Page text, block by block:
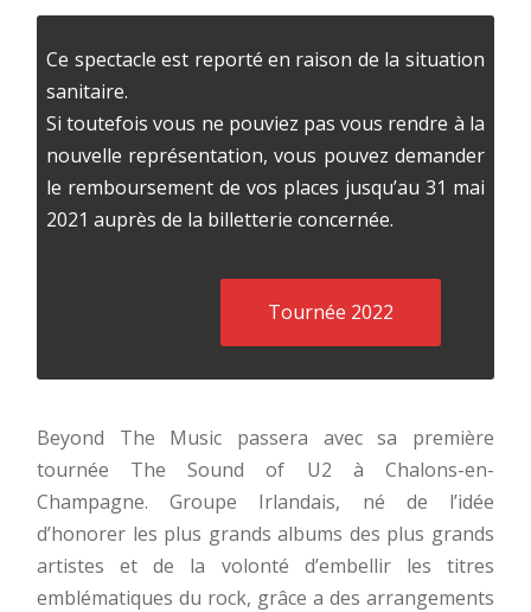
Ce spectacle est reporté en raison de la situation
sanitaire.
Si toutefois vous ne pouviez pas vous rendre à la
nouvelle représentation, vous pouvez demander
le remboursement de vos places jusqu’au 31 mai
2021 auprès de la billetterie concernée.
Tournée 2022
Beyond The Music passera avec sa première
tournée The Sound of U2 à Chalons-en-
Champagne. Groupe Irlandais, né de l’idée
d’honorer les plus grands albums des plus grands
artistes et de la volonté d’embellir les titres
emblématiques du rock, grâce a des arrangements